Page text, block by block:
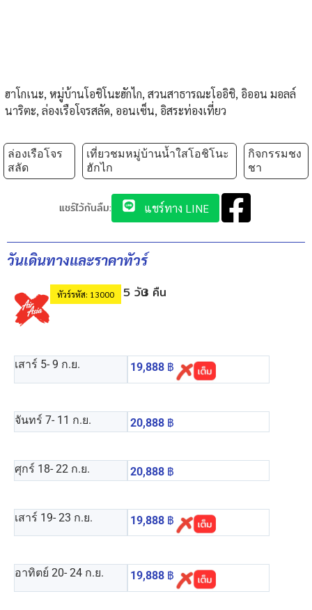
ฮาโกเนะ, หมู่บ้านโอชิโนะฮักไก, สวนสาธารณะโออิชิ, อิออน มอลล์
นาริตะ, ล่องเรือโจรสลัด, ออนเซ็น, อิสระท่องเที่ยว
ล่องเรือโจร
สลัด
เที่ยวชมหมู่บ้านน้ำใสโอชิโนะ
ฮักไก
กิจกรรมชง
ชา
แชร์ไว้กันลืม: แชร์ทาง LINE
วันเดินทางและราคาทัวร์
ทัวร์รหัส: 13000 5 วัน3 คืน
เสาร์ 5- 9 ก.ย. 19,888 ฿
จันทร์ 7- 11 ก.ย. 20,888 ฿
ศุกร์ 18- 22 ก.ย. 20,888 ฿
เสาร์ 19- 23 ก.ย. 19,888 ฿
อาทิตย์ 20- 24 ก.ย. 19,888 ฿